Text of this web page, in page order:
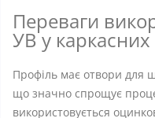
Переваги
УВ у каркасних
Профіль має отвори для
що значно спрощує
використовується